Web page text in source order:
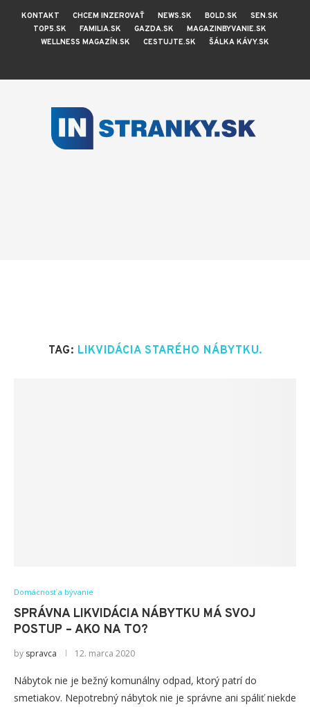
KONTAKT CHCEM INZEROVAŤ NEWS.SK BOLD.SK
SEN.SK
TOP5.SK
FAMILIA.SK GAZDA.SK
MAGAZINBYVANIE.SK
WELLNESS MAGAZÍN.SK
CESTUJTE.SK ŠÁLKA KÁVY.SK
TAG: LIKVIDÁCIA STARÉHO NÁBYTKU.
Domácnosť a bývanie
SPRÁVNA LIKVIDÁCIA NÁBYTKU MÁ SVOJ
POSTUP – AKO NA TO?
by spravca 12. marca 2020
Nábytok nie je bežný komunálny odpad, ktorý patrí do
smetiakov. Nepotrebný nábytok nie je správne ani spáliť niekde